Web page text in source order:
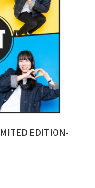
EDITION-